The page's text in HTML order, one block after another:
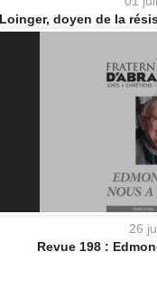
doyen de la
26
Revue 198 :